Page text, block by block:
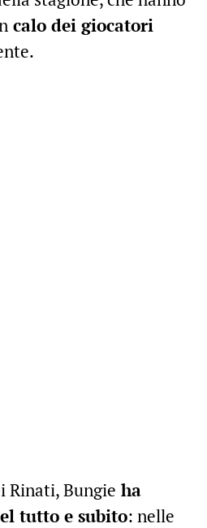
calo dei giocatori
Rinati, Bungie ha
tutto e subito: nelle